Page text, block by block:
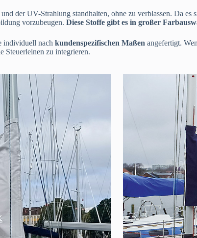
der UV-Strahlung standhalten, ohne zu verblassen. Da
vorzubeugen. Diese Stoffe gibt es in großer
individuell nach kundenspezifischen Maßen angefertigt.
Steuerleinen zu integrieren.